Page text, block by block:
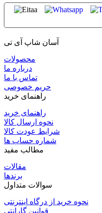
آسان شاپ آی تی
محصولات
درباره ما
تماس با ما
حریم خصوصی
راهنمای خرید
راهنمای خرید
نحوه ارسال کالا
شرایط عودت کالا
شماره حساب ها
مطالب مفید
مقالات
برندها
سوالات متداول
نحوه خرید از درگاه اینترنتی
قوانین گارانتی